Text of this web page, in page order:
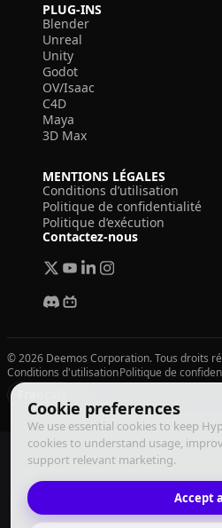
Cookie preferences
We use essential cookies to keep
cookies to understand usage,
support relevant marketing.
Accept
PLUG-INS
Blender
Unreal
Unity
Godot
OV/Isaac
C4D
Maya
3D Max
MENTIONS LÉGALES
Conditions d’utilisation
Politique de confidentialité
Politique d’exécution
Contactez-nous
© 2026 Deemos Corporation. Tous droits
Conditions d'utilisationPolitique de